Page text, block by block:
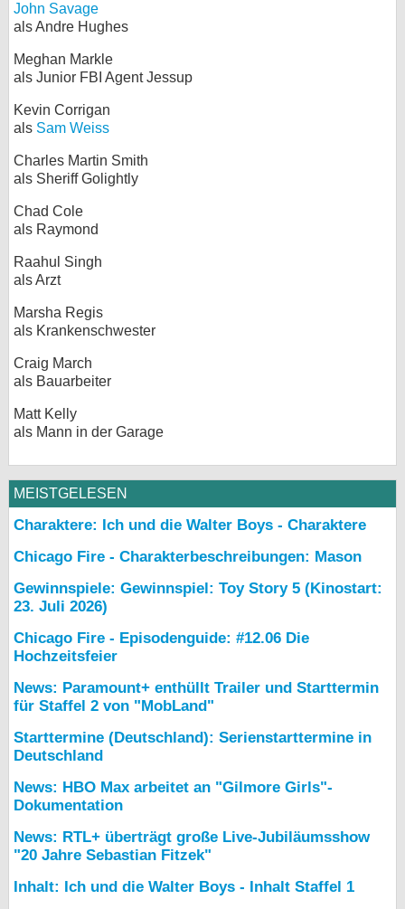
John Savage
als Andre Hughes
Meghan Markle
als Junior FBI Agent Jessup
Kevin Corrigan
als Sam Weiss
Charles Martin Smith
als Sheriff Golightly
Chad Cole
als Raymond
Raahul Singh
als Arzt
Marsha Regis
als Krankenschwester
Craig March
als Bauarbeiter
Matt Kelly
als Mann in der Garage
MEISTGELESEN
Charaktere: Ich und die Walter Boys - Charaktere
Chicago Fire - Charakterbeschreibungen: Mason
Gewinnspiele: Gewinnspiel: Toy Story 5 (Kinostart:
23. Juli 2026)
Chicago Fire - Episodenguide: #12.06 Die
Hochzeitsfeier
News: Paramount+ enthüllt Trailer und Starttermin
für Staffel 2 von "MobLand"
Starttermine (Deutschland): Serienstarttermine in
Deutschland
News: HBO Max arbeitet an "Gilmore Girls"-
Dokumentation
News: RTL+ überträgt große Live-Jubiläumsshow
"20 Jahre Sebastian Fitzek"
Inhalt: Ich und die Walter Boys - Inhalt Staffel 1